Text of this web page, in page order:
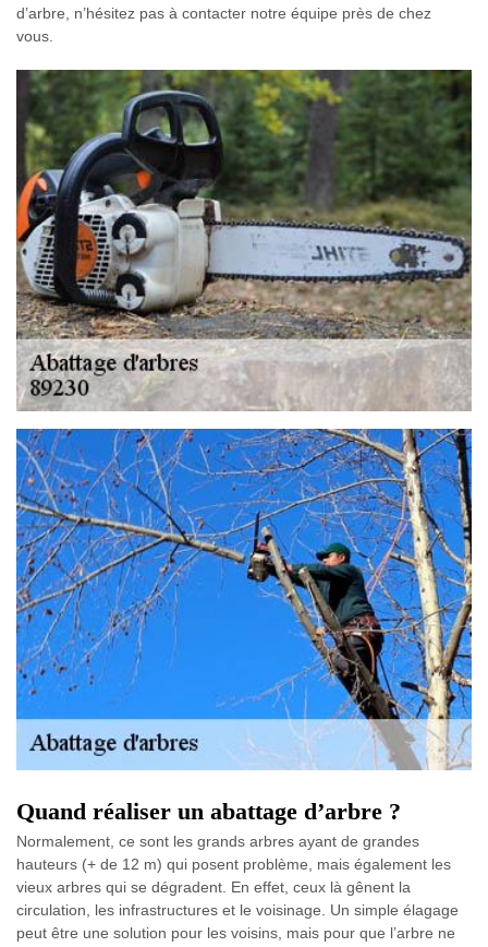
d’arbre, n’hésitez pas à contacter notre équipe près de chez
vous.
Quand réaliser un abattage d’arbre ?
Normalement, ce sont les grands arbres ayant de grandes
hauteurs (+ de 12 m) qui posent problème, mais également les
vieux arbres qui se dégradent. En effet, ceux là gênent la
circulation, les infrastructures et le voisinage. Un simple élagage
peut être une solution pour les voisins, mais pour que l’arbre ne